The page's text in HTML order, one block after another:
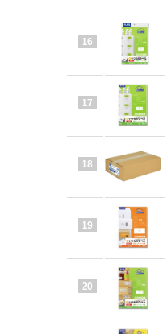
16
17
18
19
20